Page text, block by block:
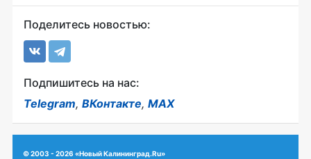
Поделитесь новостью:
Подпишитесь на нас:
Telegram, ВКонтакте, MAX
© 2003 - 2026 «Новый Калининград.Ru»